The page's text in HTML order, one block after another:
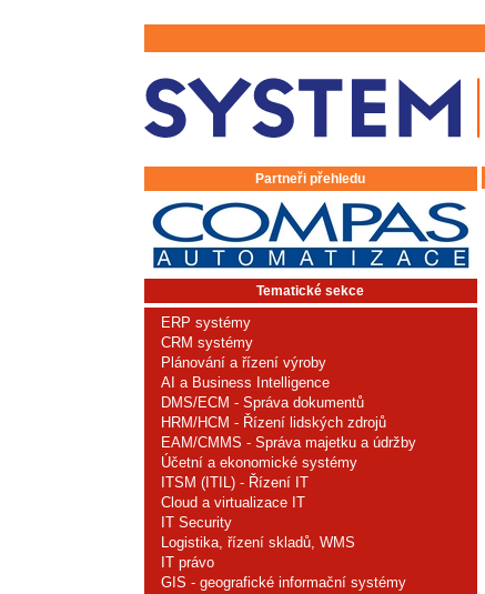
Partneři přehledu
Tematické sekce
ERP systémy
CRM systémy
Plánování a řízení výroby
AI a Business Intelligence
DMS/ECM - Správa dokumentů
HRM/HCM - Řízení lidských zdrojů
EAM/CMMS - Správa majetku a údržby
Účetní a ekonomické systémy
ITSM (ITIL) - Řízení IT
Cloud a virtualizace IT
IT Security
Logistika, řízení skladů, WMS
IT právo
GIS - geografické informační systémy